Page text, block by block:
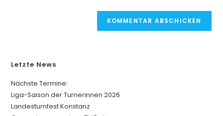
Letzte News
Nächste Termine:
Liga-Saison der Turnerinnen 2026
Landesturnfest Konstanz